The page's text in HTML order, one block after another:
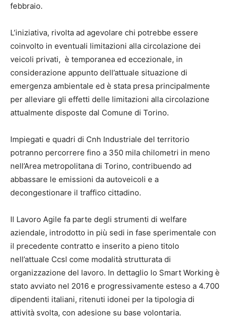
febbraio.
L’iniziativa, rivolta ad agevolare chi potrebbe essere
coinvolto in eventuali limitazioni alla circolazione dei
veicoli privati, è temporanea ed eccezionale, in
considerazione appunto dell’attuale situazione di
emergenza ambientale ed è stata presa principalmente
per alleviare gli effetti delle limitazioni alla circolazione
attualmente disposte dal Comune di Torino.
Impiegati e quadri di Cnh Industriale del territorio
potranno percorrere fino a 350 mila chilometri in meno
nell’Area metropolitana di Torino, contribuendo ad
abbassare le emissioni da autoveicoli e a
decongestionare il traffico cittadino.
Il Lavoro Agile fa parte degli strumenti di welfare
aziendale, introdotto in più sedi in fase sperimentale con
il precedente contratto e inserito a pieno titolo
nell’attuale Ccsl come modalità strutturata di
organizzazione del lavoro. In dettaglio lo Smart Working è
stato avviato nel 2016 e progressivamente esteso a 4.700
dipendenti italiani, ritenuti idonei per la tipologia di
attività svolta, con adesione su base volontaria.